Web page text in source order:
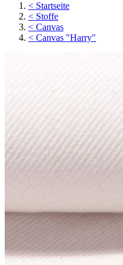
< Startseite
< Stoffe
< Canvas
< Canvas "Harry"